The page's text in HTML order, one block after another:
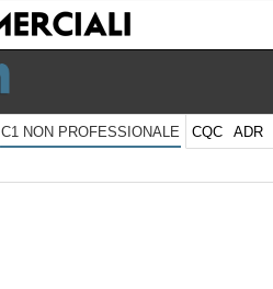
C1 NON PROFESSIONALE CQC ADR